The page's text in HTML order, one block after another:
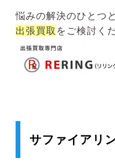
悩みの解決のひとつ
出張買取 をご検討く
サファイアリ